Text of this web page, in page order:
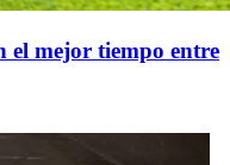
el mejor tiempo entre